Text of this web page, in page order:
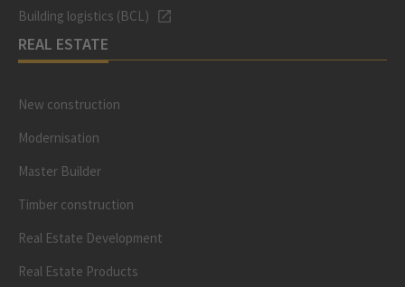
Building logistics (BCL)
REAL ESTATE
New construction
Modernisation
Master Builder
Timber construction
Real Estate Development
Real Estate Products